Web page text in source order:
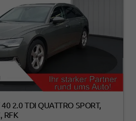
40 2.0 TDI QUATTRO SPORT,
RFK